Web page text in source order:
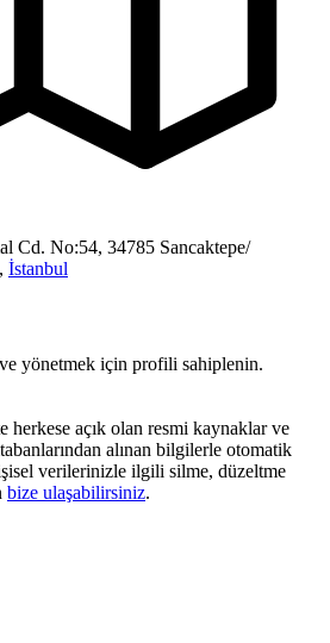
Cd. No:54, 34785 Sancaktepe/
, İstanbul
yönetmek için profili sahiplenin.
herkese açık olan resmi kaynaklar ve
alınan bilgilerle otomatik
verilerinizle ilgili silme, düzeltme
bize ulaşabilirsiniz.